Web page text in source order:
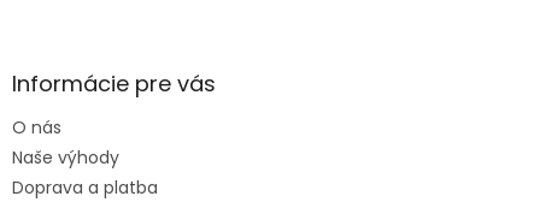
Informácie pre vás
O nás
Naše výhody
Doprava a platba